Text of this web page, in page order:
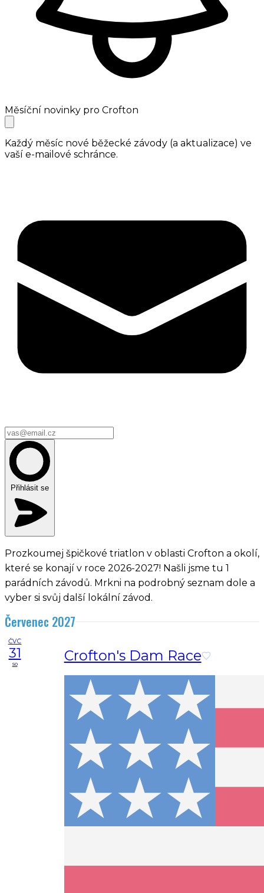
Měsíční novinky pro Crofton
Každý měsíc nové běžecké závody (a aktualizace) ve
vaší e-mailové schránce.
Přihlásit se
Prozkoumej špičkové triatlon v oblasti Crofton a okolí,
které se konají v roce 2026-2027! Našli jsme tu 1
parádních závodů. Mrkni na podrobný seznam dole a
vyber si svůj další lokální závod.
Červenec 2027
ČVC
31
so Crofton's Dam Race